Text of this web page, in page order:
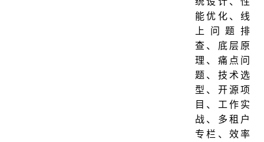
能优化、线
上问题排
查、底层原
理、痛点问
题、技术选
型、开源项
目、工作实
战、多租户
专栏、效率